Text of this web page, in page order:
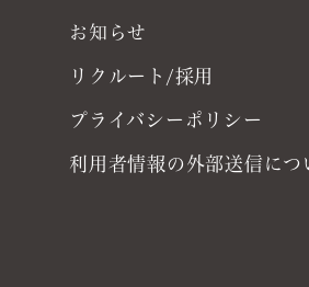
お知らせ
リクルート/採用
プライバシーポリシー
利用者情報の外部送信につ